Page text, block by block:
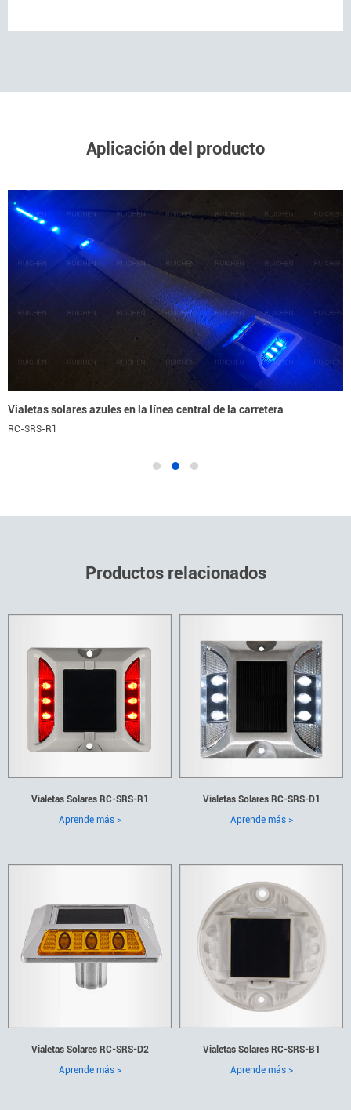
Aplicación del producto
Vialetas solares azules en la línea central de la carretera
RC-SRS-R1
Productos relacionados
Vialetas Solares RC-SRS-R1
Aprende más >
Vialetas Solares RC-SRS-D1
Aprende más >
Vialetas Solares RC-SRS-D2
Aprende más >
Vialetas Solares RC-SRS-B1
Aprende más >